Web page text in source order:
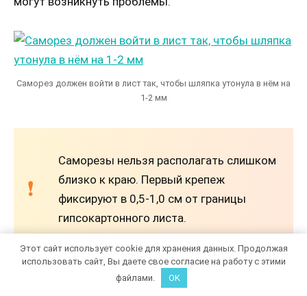
Саморез должен войти в лист так, чтобы шляпка утонула в нём на
1-2 мм
Саморезы нельзя располагать слишком
близко к краю. Первый крепеж
фиксируют в 0,5-1,0 см от границы
гипсокартонного листа.
Заделка стыков ГКЛ
Этот сайт использует cookie для хранения данных. Продолжая
использовать сайт, Вы даете свое согласие на работу с этими
файлами.
OK